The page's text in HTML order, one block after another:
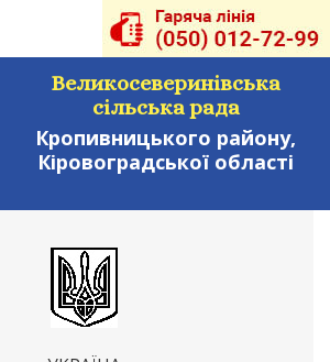
Великосеверинівська
сільська рада
Кропивницького району,
Кіровоградської області